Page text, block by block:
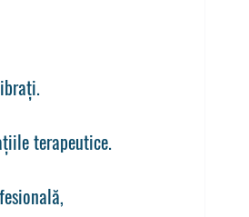
terapeutice.